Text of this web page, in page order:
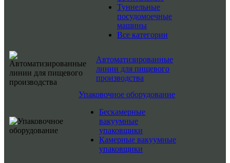
Туннельные
посудомоечные
машины
Все категории
Автоматизированные
линии для пищевого
производства
Упаковочное оборудование
Бескамерные
вакуумные
упаковщики
Камерные вакуумные
упаковщики